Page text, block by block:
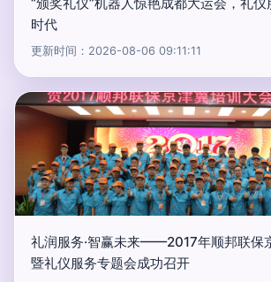
时代
更新时间：2026-08-06 09:11:11
礼润服务·智赢未来——2017年顺邦联保
暨礼仪服务专题会成功召开